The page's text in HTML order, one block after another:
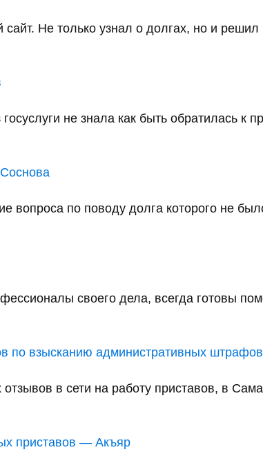
Не только узнал о долгах, но и
не знала как быть обратилась к
вопроса по поводу долга которого не
своего дела, всегда готовы
по взысканию административных
в сети на работу приставов, в
приставов — Акъяр